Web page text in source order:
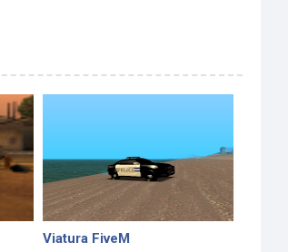
Viatura FiveM